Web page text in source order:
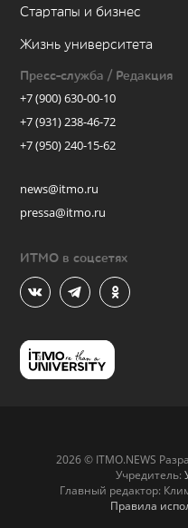
Стартапы и бизнес
Жизнь университета
Пресс-служба / Редакция
+7 (900) 630-00-10
+7 (931) 238-46-72
+7 (950) 240-15-62
news@itmo.ru
pressa@itmo.ru
ИТМО в соцсетях
2026 © ITMO.NEWS
Учредитель:
Главный редактор:
Правила